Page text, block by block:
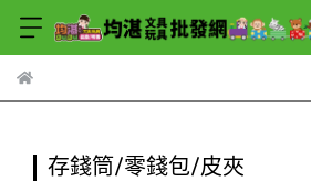
存錢筒/零錢包/皮夾